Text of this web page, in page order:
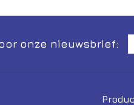
onze nieuwsbrief: